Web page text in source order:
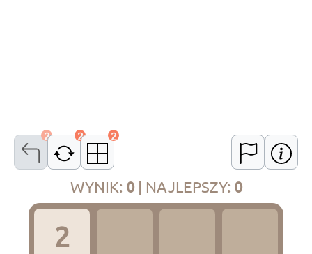
2 2 2
WYNIK: 0| NAJLEPSZY: 0
2